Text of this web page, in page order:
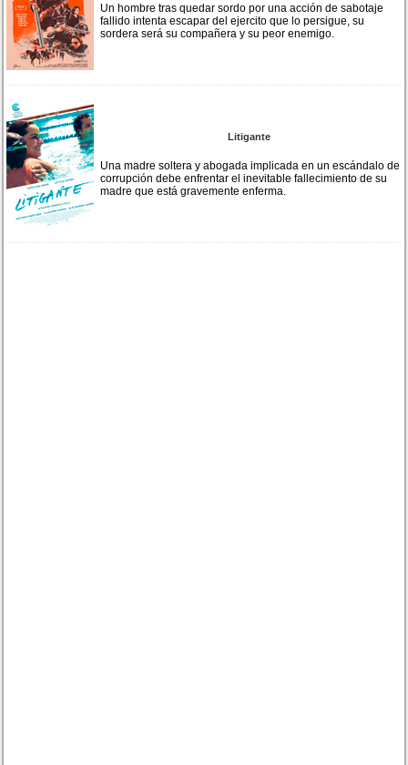
Un hombre tras quedar sordo por una acción de sabotaje
fallido intenta escapar del ejercito que lo persigue, su
sordera será su compañera y su peor enemigo.
Litigante
Una madre soltera y abogada implicada en un escándalo de
corrupción debe enfrentar el inevitable fallecimiento de su
madre que está gravemente enferma.